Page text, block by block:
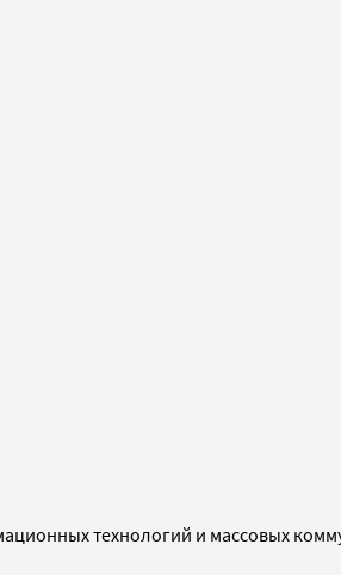
технологий и массовых